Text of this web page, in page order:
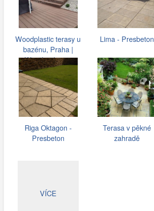
Woodplastic terasy u
bazénu, Praha |
Woodparket.cz
Lima - Presbeton
Riga Oktagon -
Presbeton
Terasa v pěkné
zahradě
VÍCE